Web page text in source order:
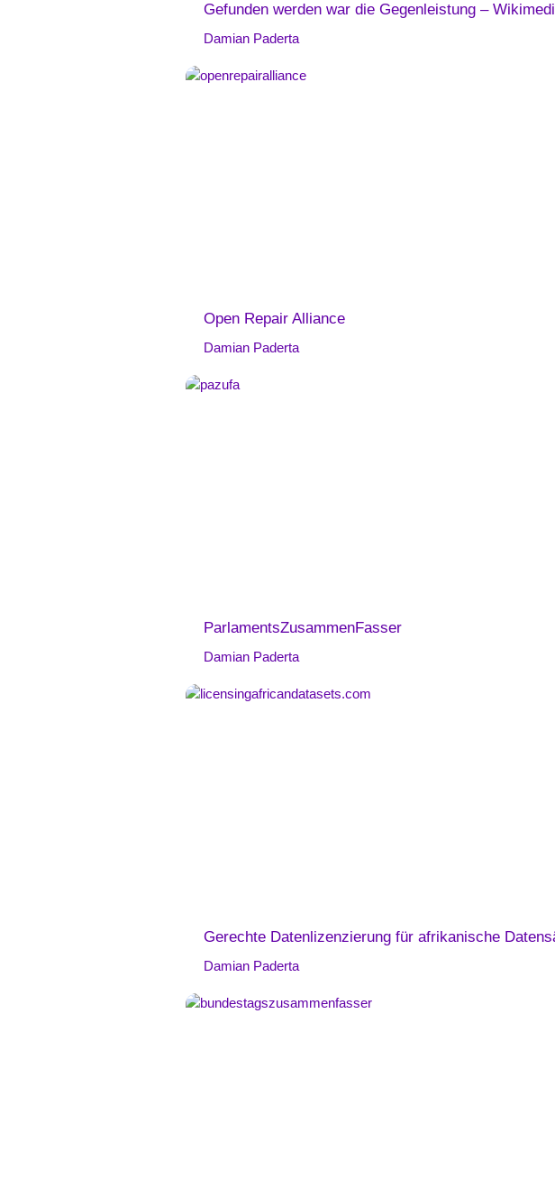
Gefunden werden war die Gegenleistung –
Damian Paderta
Open Repair Alliance
Damian Paderta
ParlamentsZusammenFasser
Damian Paderta
Gerechte Datenlizenzierung für afrikanische
Damian Paderta